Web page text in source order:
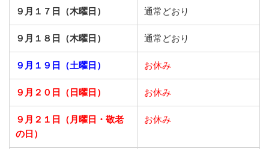
９月１７日（木曜日） 通常どおり
９月１８日（木曜日） 通常どおり
９月１９日（土曜日） お休み
９月２０日（日曜日） お休み
９月２１日
（月曜日・敬老
の日）
お休み